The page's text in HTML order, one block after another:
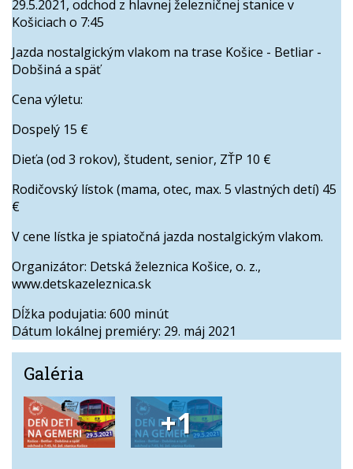
29.5.2021, odchod z hlavnej železničnej stanice v
Košiciach o 7:45
Jazda nostalgickým vlakom na trase Košice - Betliar -
Dobšiná a späť
Cena výletu:
Dospelý 15 €
Dieťa (od 3 rokov), študent, senior, ZŤP 10 €
Rodičovský lístok (mama, otec, max. 5 vlastných detí) 45
€
V cene lístka je spiatočná jazda nostalgickým vlakom.
Organizátor: Detská železnica Košice, o. z.,
www.detskazeleznica.sk
Dĺžka podujatia: 600 minút
Dátum lokálnej premiéry: 29. máj 2021
Galéria
+1